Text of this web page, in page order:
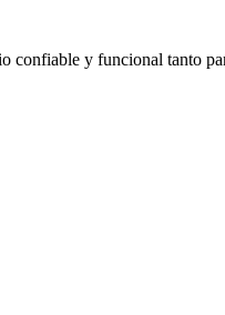
confiable y funcional tanto